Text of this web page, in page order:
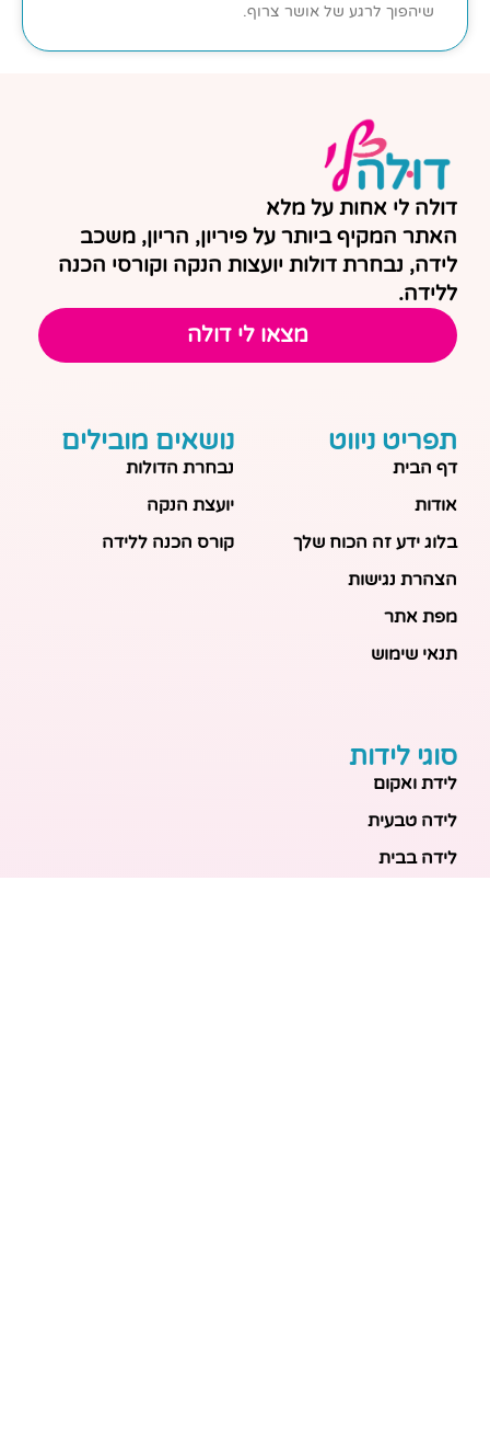
שיהפוך לרגע של אושר צרוף.
דולה לי אחות על מלא
האתר המקיף ביותר על פיריון, הריון, משכב
לידה, נבחרת דולות יועצות הנקה וקורסי הכנה
ללידה.
מצאו לי דולה
תפריט ניווט
דף הבית
אודות
בלוג ידע זה הכוח שלך
הצהרת נגישות
מפת אתר
תנאי שימוש
נושאים מובילים
נבחרת הדולות
יועצת הנקה
קורס הכנה ללידה
סוגי לידות
לידת ואקום
לידה טבעית
לידה בבית